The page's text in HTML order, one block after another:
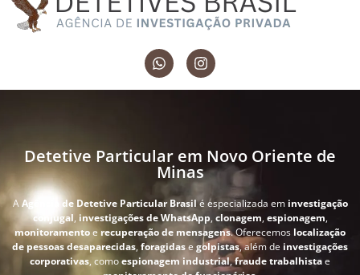
Detetive Particular em Novo Oriente de
Minas
AAgência de Detetive Particular Brasilé especializada em investigação
conjugal, investigações de WhatsApp,clonagem,espionagem,
monitoramentoerecuperação de mensagens. Oferecemos localização
de pessoas desaparecidas,foragidase golpistas, além de investigações
corporativas, comoespionagem industrial,fraude trabalhistae